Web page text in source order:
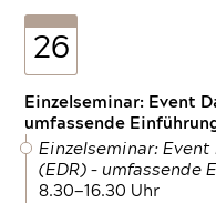
26
Einzelseminar: Event
umfassende
Einzelseminar: Event
(EDR) – umfassende
8.30—16.30 Uhr